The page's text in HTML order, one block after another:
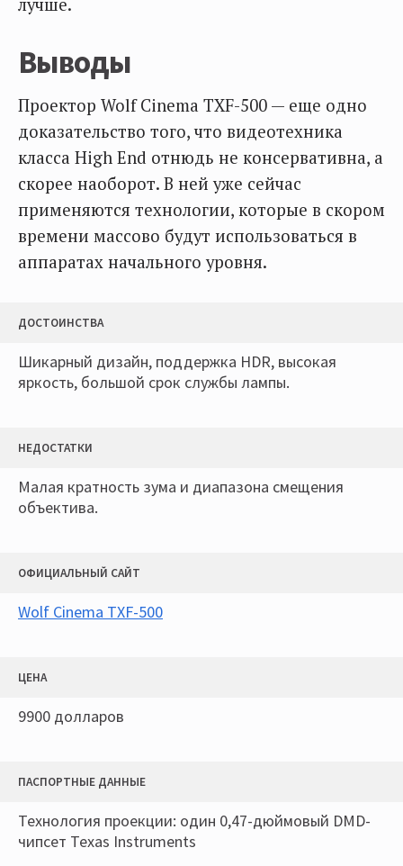
Выводы
Проектор Wolf Cinema TXF-500 — еще одно
доказательство того, что видеотехника
класса High End отнюдь не консервативна, а
скорее наоборот. В ней уже сейчас
применяются технологии, которые в скором
времени массово будут использоваться в
аппаратах начального уровня.
ДОСТОИНСТВА
Шикарный дизайн, поддержка HDR, высокая
яркость, большой срок службы лампы.
НЕДОСТАТКИ
Малая кратность зума и диапазона смещения
объектива.
ОФИЦИАЛЬНЫЙ САЙТ
Wolf Cinema TXF-500
ЦЕНА
9900 долларов
ПАСПОРТНЫЕ ДАННЫЕ
Технология проекции: один 0,47-дюймовый DMD-
чипсет Texas Instruments